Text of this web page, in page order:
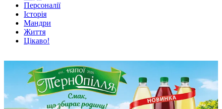
Персоналії
Історія
Мандри
Життя
Цікаво!